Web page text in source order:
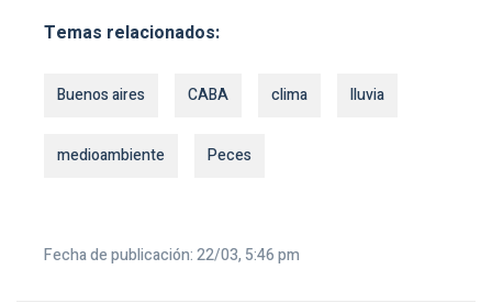
Temas relacionados:
Buenos aires CABA clima lluvia
medioambiente Peces
Fecha de publicación: 22/03, 5:46 pm